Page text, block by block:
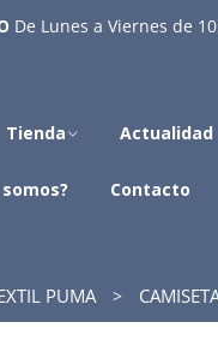
De Lunes a Viernes de
Tienda Actualidad
Contacto
PUMA